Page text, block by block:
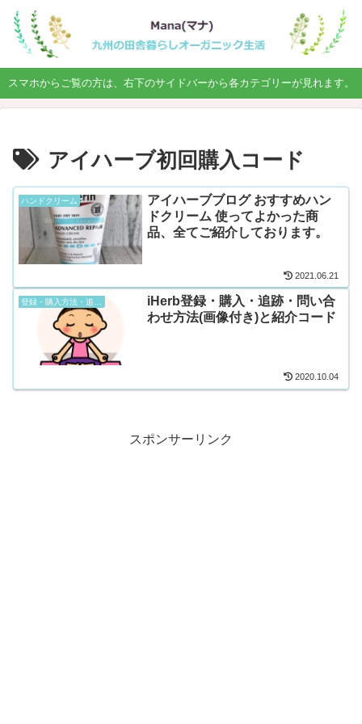
スマホからご覧の方は、右下のサイドバーから各カテゴリーが見れます。
アイハーブ初回購入コード
ハンドクリーム
アイハーブブログ おすすめハン
ドクリーム 使ってよかった商
品、全てご紹介しております。
2021.06.21
登録・購入方法・追跡について
iHerb登録・購入・追跡・問い合
わせ方法(画像付き)と紹介コード
2020.10.04
スポンサーリンク